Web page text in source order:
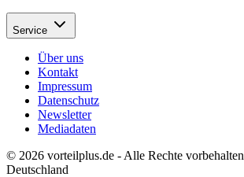
Service
Über uns
Kontakt
Impressum
Datenschutz
Newsletter
Mediadaten
© 2026 vorteilplus.de - Alle Rechte vorbehalten
Deutschland